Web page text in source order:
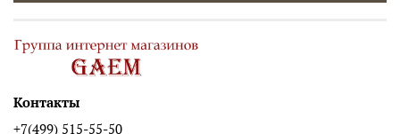
Контакты
+7(499) 515-55-50